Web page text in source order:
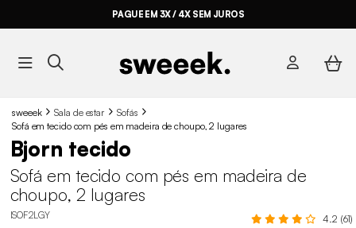
PAGUE EM 3X / 4X SEM JUROS
sweeek Sala de estar
Sofás
Sofá em tecido com pés em madeira de choupo, 2 lugares
Bjorn tecido
Sofá em tecido com pés em madeira de
choupo, 2 lugares
ISOF2LGY 4.2 (61)